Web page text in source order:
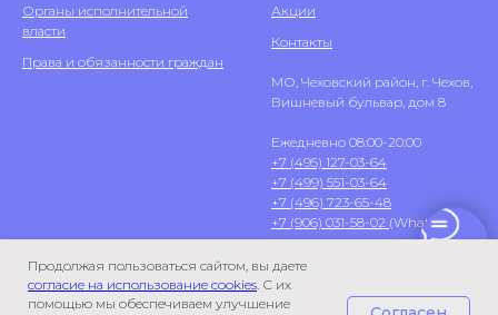
Продолжая пользоваться сайтом, вы даете
согласие на использование cookies. С их
помощью мы обеспечиваем улучшение
Органы исполнительной
власти
Права и обязанности граждан
Акции
Контакты
МО, Чеховский район, г. Чехов,
Вишневый бульвар, дом 8
Ежедневно 08:00-20:00
+7 (495) 127-03-64
+7 (499) 551-03-64
+7 (496) 723-65-48
+7 (906) 031-58-02 (WhatsApp)